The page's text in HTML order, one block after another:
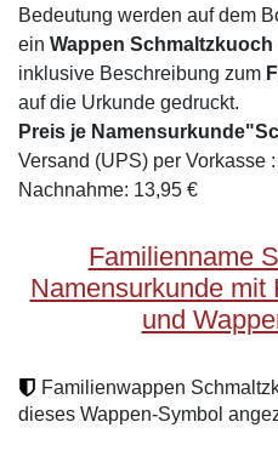
Bedeutung werden auf dem
ein Wappen Schmaltzkuoch
inklusive Beschreibung zum
auf die Urkunde gedruckt.
Preis je
Versand (UPS) per Vorkasse
Nachnahme: 13,95 €
Familienname
Namensurkunde mit
und
Familienwappen
dieses Wappen-Symbol